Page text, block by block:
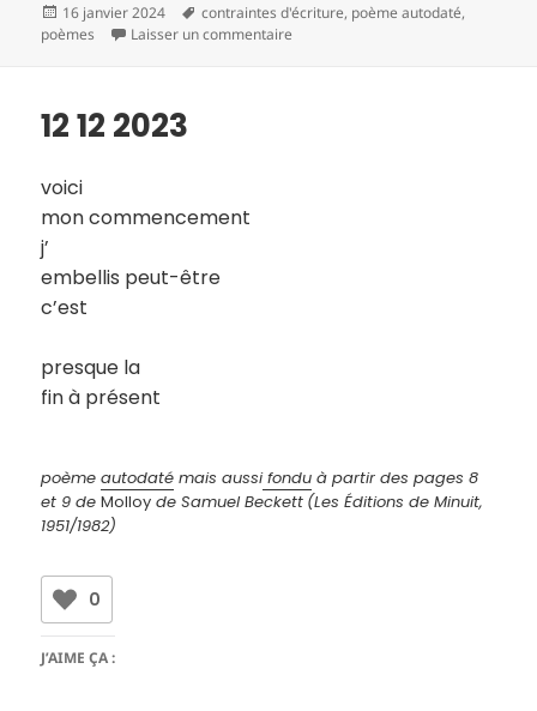
Publié
le
16 janvier 2024
Mots-
clés
contraintes d'écriture, poème autodaté,
poèmes
Laisser un commentaire
12 12 2023
voici
mon commencement
j’
embellis peut-être
c’est
presque la
fin à présent
poèmeautodaté mais aussifondu à partir des pages 8
et 9 deMolloy de Samuel Beckett (Les Éditions de Minuit,
1951/1982)
0
J’AIME ÇA :